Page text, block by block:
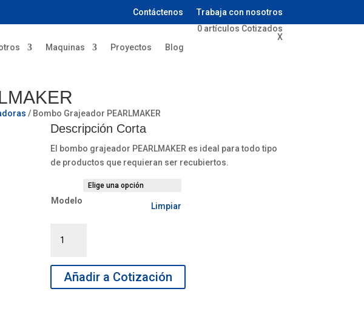
Contáctenos Trabaja con nosotros
Maquinas Proyectos Blog
0artículos Cotizados
X
/ Bombo Grajeador PEARLMAKER
Descripción Corta
El bombo grajeador PEARLMAKER es ideal para todo tipo
de productos que requieran ser recubiertos.
Modelo
Limpiar
Grajeador
cantidad
Añadir a Cotización